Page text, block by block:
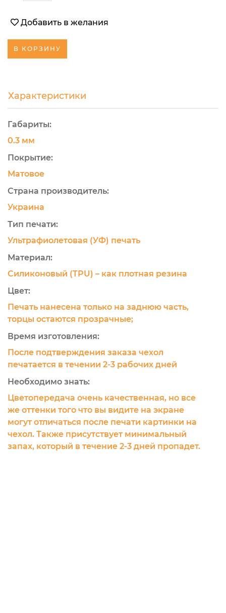
Добавить в желания
В КОРЗИНУ
Характеристики
Габариты:
0.3 мм
Покрытие:
Матовое
Страна производитель:
Украина
Тип печати:
Ультрафиолетовая (УФ) печать
Материал:
Силиконовый (TPU) – как плотная резина
Цвет:
Печать нанесена только на заднюю часть,
торцы остаются прозрачные;
Время изготовления:
После подтверждения заказа чехол
печатается в течении 2-3 рабочих дней
Необходимо знать:
Цветопередача очень качественная, но все
же оттенки того что вы видите на экране
могут отличаться после печати картинки на
чехол. Также присутствует минимальный
запах, который в течение 2-3 дней пропадет.